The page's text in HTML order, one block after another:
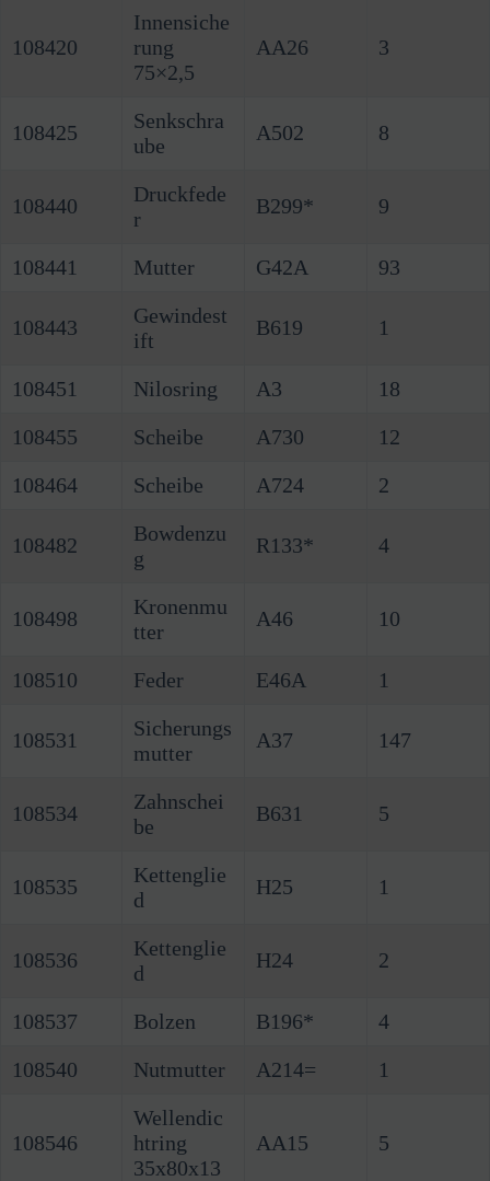
108420
Innensiche
rung
75×2,5
AA26 3
108425
Senkschra
ube
A502 8
108440
Druckfede
r
B299* 9
108441 Mutter G42A 93
108443
Gewindest
ift
B619 1
108451 Nilosring A3
18
108455
Scheibe A730
12
108464
Scheibe A724 2
108482
Bowdenzu
g
R133* 4
108498
Kronenmu
tter
A46 10
108510 Feder E46A 1
108531
Sicherungs
mutter
A37 147
108534
Zahnschei
be
B631 5
108535
Kettenglie
d
H25 1
108536
Kettenglie
d
H24 2
108537 Bolzen B196*
4
108540
Nutmutter A214= 1
108546
Wellendic
htring
35x80x13
AA15 5